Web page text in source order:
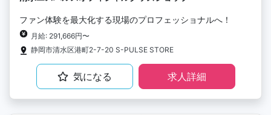
ファン体験を最大化する現場のプロフェッショナルへ！
月給: 291,666円〜
静岡市清水区港町2-7-20 S-PULSE STORE
気になる 求人詳細